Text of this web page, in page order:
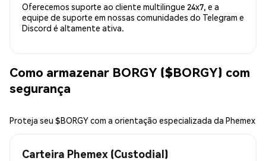
Oferecemos suporte ao cliente multilingue 24x7, e a
equipe de suporte em nossas comunidades do Telegram e
Discord é altamente ativa.
Como armazenar BORGY ($BORGY) com
segurança
Proteja seu $BORGY com a orientação especializada da Phemex
Carteira Phemex (Custodial)